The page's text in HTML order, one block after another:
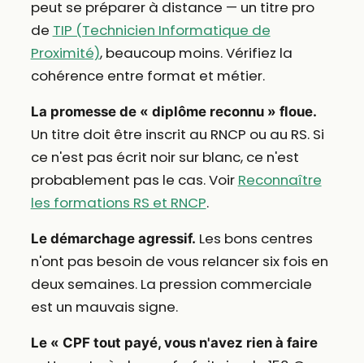
peut se préparer à distance — un titre pro
de TIP (Technicien Informatique de
Proximité), beaucoup moins. Vérifiez la
cohérence entre format et métier.
La promesse de « diplôme reconnu » floue.
Un titre doit être inscrit au RNCP ou au RS. Si
ce n'est pas écrit noir sur blanc, ce n'est
probablement pas le cas. Voir Reconnaître
les formations RS et RNCP.
Le démarchage agressif. Les bons centres
n'ont pas besoin de vous relancer six fois en
deux semaines. La pression commerciale
est un mauvais signe.
Le « CPF tout payé, vous n'avez rien à faire